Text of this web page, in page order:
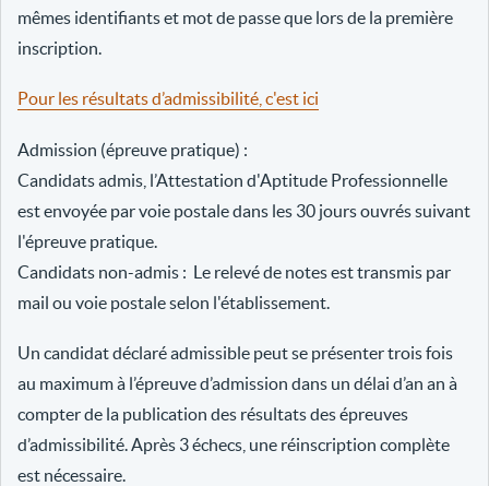
mêmes identifiants et mot de passe que lors de la première
inscription.
Pour les résultats d’admissibilité, c'est ici
Admission (épreuve pratique) :
Candidats admis, l’Attestation d'Aptitude Professionnelle
est envoyée par voie postale dans les 30 jours ouvrés suivant
l'épreuve pratique.
Candidats non-admis : Le relevé de notes est transmis par
mail ou voie postale selon l'établissement.
Un candidat déclaré admissible peut se présenter trois fois
au maximum à l’épreuve d’admission dans un délai d’an an à
compter de la publication des résultats des épreuves
d’admissibilité. Après 3 échecs, une réinscription complète
est nécessaire.